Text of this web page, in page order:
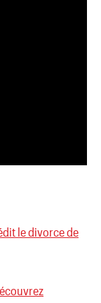
le divorce de